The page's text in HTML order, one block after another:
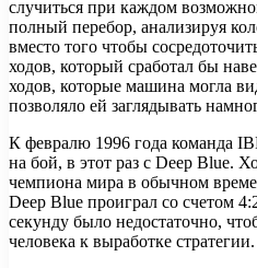
случиться при каждом
полный перебор, анализируя
вместо того чтобы
ходов, который сработал бы
ходов, которые машина могла
позволяло ей заглядывать
К февралю 1996 года команда
на бой, в этот раз с Deep Blue.
чемпиона мира в обычном
Deep Blue проиграл со счетом
секунду было недостаточно,
человека к выработке стратегии.